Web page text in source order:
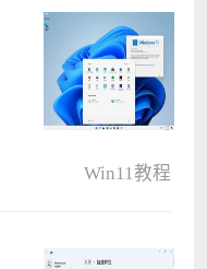
Win11教程